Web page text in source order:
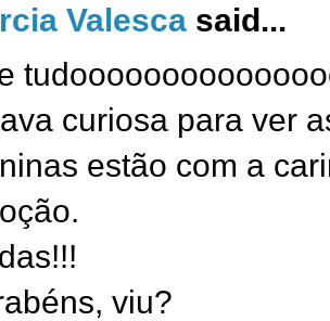
Valesca said...
curiosa para ver
estão com a
viu?